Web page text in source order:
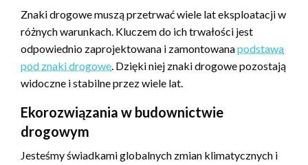
Znaki drogowe muszą przetrwać wiele lat eksploatacji w
różnych warunkach. Kluczem do ich trwałości jest
odpowiednio zaprojektowana i zamontowanapodstawa
pod znaki drogowe. Dzięki niej znaki drogowe pozostają
widoczne i stabilne przez wiele lat.
Ekorozwiązania w budownictwie
drogowym
Jesteśmy świadkami globalnych zmian klimatycznych i